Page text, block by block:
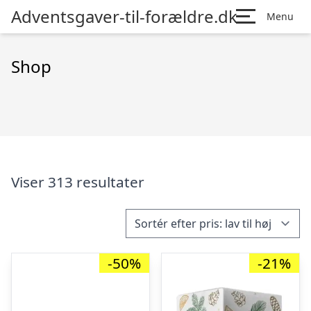
Adventsgaver-til-forældre.dk Menu
Shop
Viser 313 resultater
-50% -21%